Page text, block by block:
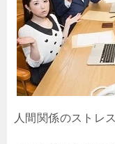
人間関係のストレ